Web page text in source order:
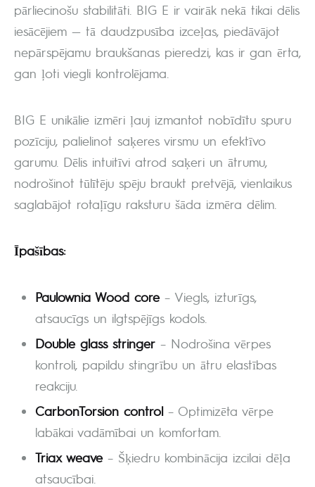
pārliecinošu stabilitāti. BIG E ir vairāk nekā tikai dēlis
iesācējiem — tā daudzpusība izceļas, piedāvājot
nepārspējamu braukšanas pieredzi, kas ir gan ērta,
gan ļoti viegli kontrolējama.
BIG E unikālie izmēri ļauj izmantot nobīdītu spuru
pozīciju, palielinot saķeres virsmu un efektīvo
garumu. Dēlis intuitīvi atrod saķeri un ātrumu,
nodrošinot tūlītēju spēju braukt pretvējā, vienlaikus
saglabājot rotaļīgu raksturu šāda izmēra dēlim.
Īpašības:
Paulownia Wood core – Viegls, izturīgs,
atsaucīgs un ilgtspējīgs kodols.
Double glass stringer – Nodrošina vērpes
kontroli, papildu stingrību un ātru elastības
reakciju.
CarbonTorsion control– Optimizēta vērpe
labākai vadāmībai un komfortam.
Triax weave – Šķiedru kombinācija izcilai dēļa
atsaucībai.